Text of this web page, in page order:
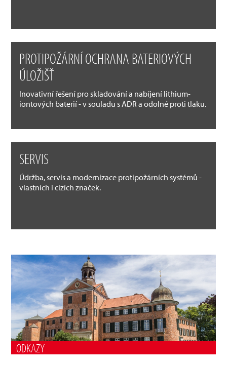
PROTIPOŽÁRNÍ OCHRANA BATERIOVÝCH
ÚLOŽIŠŤ
Inovativní řešení pro skladování a nabíjení lithium-
iontových baterií - v souladu s ADR a odolné proti tlaku.
SERVIS
Údržba, servis a modernizace protipožárních systémů -
vlastních i cizích značek.
ODKAZY